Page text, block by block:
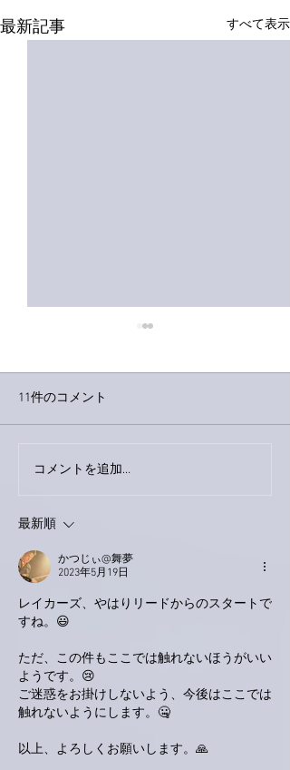
最新記事 すべて表示
下駄箱がスッキリ〜。
11件のコメント
コメントを追加…
最新順
かつじぃ@舞夢
2023年5月19日
レイカーズ、やはりリードからのスタートで
すね。😃
ただ、この件もここでは触れないほうがいい
ようです。😢
ご迷惑をお掛けしないよう、今後はここでは
触れないようにします。🤐
以上、よろしくお願いします。🙏